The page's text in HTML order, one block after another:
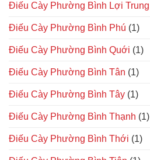
Điếu Cày Phường Bình Lợi Trung
Điếu Cày Phường Bình Phú (1)
Điếu Cày Phường Bình Quới (1)
Điếu Cày Phường Bình Tân (1)
Điếu Cày Phường Bình Tây (1)
Điếu Cày Phường Bình Thạnh (1)
Điếu Cày Phường Bình Thới (1)